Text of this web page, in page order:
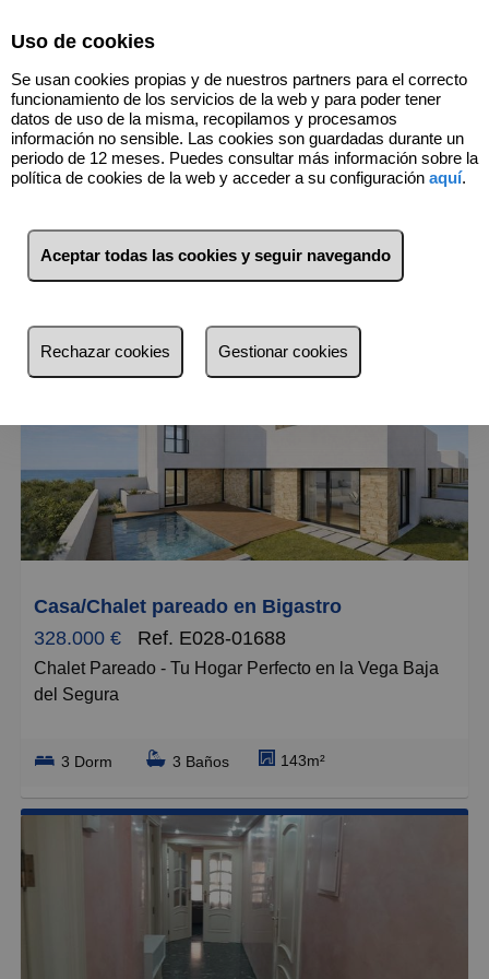
3 Inmuebles Bigastro (Alicante)
más reciente
Menos reciente
Caros
Pequeños
Grandes
Casa/Chalet pareado en Bigastro
328.000 €
Ref. E028-01688
Chalet Pareado - Tu Hogar Perfecto en la Vega Baja
del Segura
Descubre este magnífico chalet pareado de nueva
construcción, en el corazón de la tranquila zona
residencial de la Vega Baja del Segura. Con 143 m²
de superficie construida y una parcela de 207 m², este
inmueble es la opción ideal para familias que buscan
calidad de vida y amplitud de espacios.
La planta baja te sorprenderá con un salón de 35 m²
inundado de luz natural gracias a sus grandes
3 Dorm 3 Baños 143m²
Uso de cookies
Se usan cookies propias y de nuestros partners para el correcto
funcionamiento de los servicios de la web y para poder tener
datos de uso de la misma, recopilamos y procesamos
información no sensible. Las cookies son guardadas durante un
periodo de 12 meses. Puedes consultar más información sobre la
política de cookies de la web y acceder a su configuración aquí.
Aceptar todas las cookies y seguir navegando
Rechazar cookies Gestionar cookies